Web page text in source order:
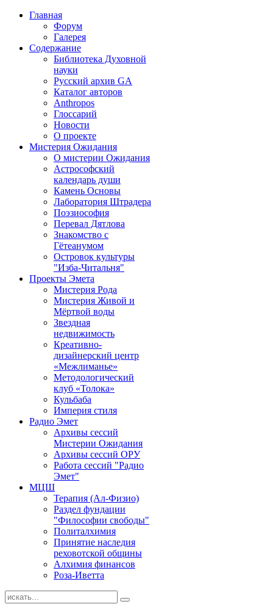
Главная
Форум
Галерея
Содержание
Библиотека Духовной
науки
Русский архив GA
Каталог авторов
Anthropos
Глоссарий
Новости
О проекте
Мистерия Ожидания
О мистерии Ожидания
Астрософский
календарь души
Камень Основы
Лаборатория Штрадера
Поэзиософия
Перевал Дятлова
Знакомство с
Гётеанумом
Островок культуры
"Изба-Читальня"
Проекты Эмета
Мистерия Рода
Мистерия Живой и
Мёртвой воды
Звездная
недвижимость
Креативно-
дизайнерский центр
«Межлиманье»
Методологический
клуб «Толока»
Кульбаба
Империя стиля
Радио Эмет
Архивы сессий
Мистерии Ожидания
Архивы сессий ОРУ
Работа сессий "Радио
Эмет"
МЦШ
Терапия (Ал-Физио)
Раздел фундации
"Философии свободы"
Политалхимия
Принятие наследия
реховотской общины
Алхимия финансов
Роза-Иветта